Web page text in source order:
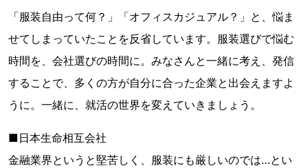
「服装自由って何？」「オフィスカジュアル？」と、悩ま
せてしまっていたことを反省しています。服装選びで悩む
時間を、会社選びの時間に。みなさんと一緒に考え、発信
することで、多くの方が自分に合った企業と出会えますよ
うに。一緒に、就活の世界を変えていきましょう。
■日本生命相互会社
金融業界というと堅苦しく、服装にも厳しいのでは…とい